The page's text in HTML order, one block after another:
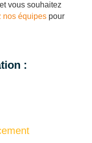
vous souhaitez
nos équipes pour
: